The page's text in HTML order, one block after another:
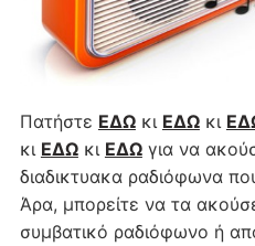
Πατήστε ΕΔΩκι ΕΔΩκι
κι ΕΔΩκι ΕΔΩγια να
διαδικτυακα ραδιόφωνα
Άρα, μπορείτε να τα
συμβατικό ραδιόφωνο ή